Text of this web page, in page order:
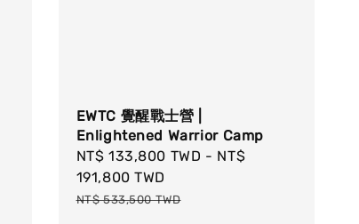
EWTC 覺醒戰士營 |
Enlightened Warrior Camp
Sale
price
NT$ 133,800 TWD - NT$
191,800 TWD
Regular
NT$ 533,500 TWD